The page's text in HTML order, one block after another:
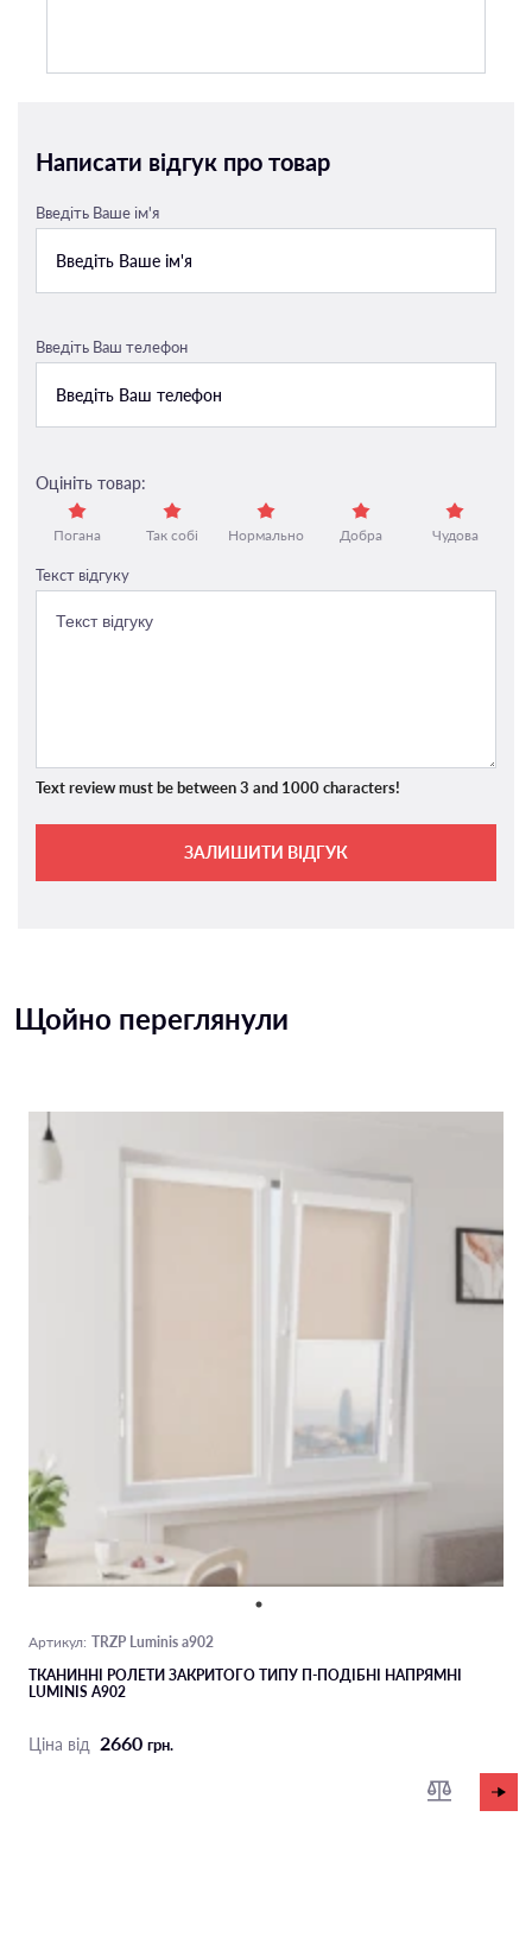
Написати відгук про товар
Введіть Ваше ім'я
Введіть Ваш телефон
Оцініть товар:
Погана Так собі Нормально Добра Чудова
Текст відгуку
Text review must be between 3 and 1000 characters!
ЗАЛИШИТИ ВІДГУК
Щойно переглянули
Артикул: TRZP Luminis a902
ТКАНИННІ РОЛЕТИ ЗАКРИТОГО ТИПУ П-ПОДIБНІ НАПРЯМНІ
LUMINIS A902
Ціна від 2660 грн.